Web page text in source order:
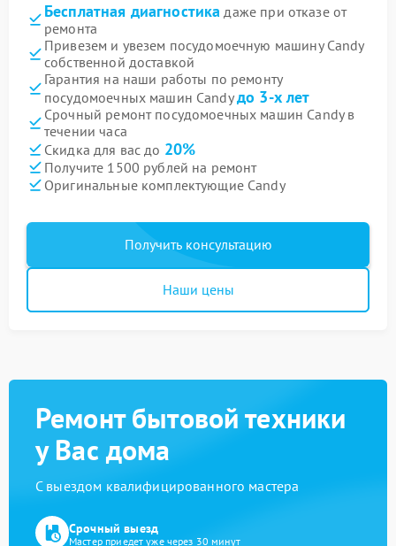
Бесплатная диагностика даже при отказе от
ремонта
Привезем и увезем посудомоечную машину Candy
собственной доставкой
Гарантия на наши работы по ремонту
посудомоечных машин Candyдо 3-х лет
Срочный ремонт посудомоечных машин Candy в
течении часа
Скидка для вас до 20%
Получите 1500 рублей на ремонт
Оригинальные комплектующие Candy
Получить консультацию
Наши цены
Ремонт бытовой техники
у Вас дома
С выездом квалифицированного мастера
Срочный выезд
Мастер приедет уже через 30 минут